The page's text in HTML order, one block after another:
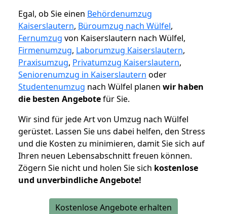
Egal, ob Sie einen Behördenumzug
Kaiserslautern, Büroumzug nach Wülfel,
Fernumzug von Kaiserslautern nach Wülfel,
Firmenumzug, Laborumzug Kaiserslautern,
Praxisumzug, Privatumzug Kaiserslautern,
Seniorenumzug in Kaiserslautern oder
Studentenumzug nach Wülfel planen wir haben
die besten Angebotefür Sie.
Wir sind für jede Art von Umzug nach Wülfel
gerüstet. Lassen Sie uns dabei helfen, den Stress
und die Kosten zu minimieren, damit Sie sich auf
Ihren neuen Lebensabschnitt freuen können.
Zögern Sie nicht und holen Sie sich kostenlose
und unverbindliche Angebote!
Kostenlose Angebote erhalten